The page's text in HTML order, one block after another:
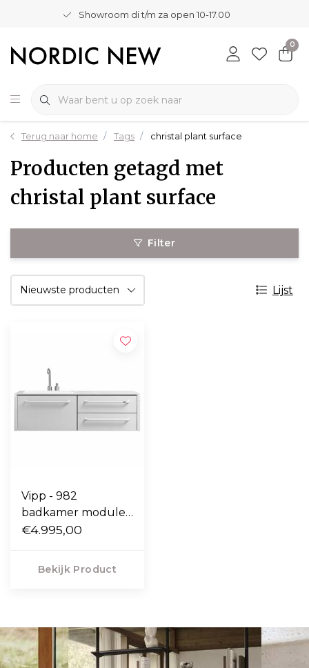
Showroom di t/m za open 10-17.00
0
Terug naar home Tags christal plant surface
Producten getagd met
christal plant surface
Filter
Lijst
Vipp - 982
badkamer module
medium - incl. kraan
€4.995,00
Bekijk Product